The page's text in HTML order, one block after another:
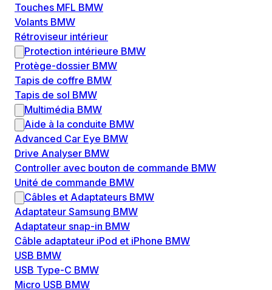
Touches MFL BMW
Volants BMW
Rétroviseur intérieur
Protection intérieure BMW
Protège-dossier BMW
Tapis de coffre BMW
Tapis de sol BMW
Multimédia BMW
Aide à la conduite BMW
Advanced Car Eye BMW
Drive Analyser BMW
Controller avec bouton de commande BMW
Unité de commande BMW
Câbles et Adaptateurs BMW
Adaptateur Samsung BMW
Adaptateur snap-in BMW
Câble adaptateur iPod et iPhone BMW
USB BMW
USB Type-C BMW
Micro USB BMW